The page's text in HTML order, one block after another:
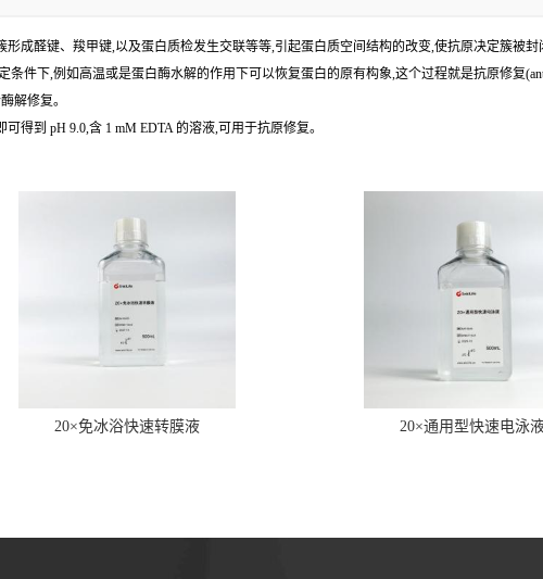
成醛键、羧甲键,以及蛋白质检发生交联等等,引起蛋白质空间结构的改变,使抗原决定簇被
件下,例如高温或是蛋白酶水解的作用下可以恢复蛋白的原有构象,这个过程就是抗原修复
解修复。
得到 pH 9.0,含 1 mM EDTA 的溶液,可用于抗原修复。
20×免冰浴快速转膜液 20×通用型快速电泳